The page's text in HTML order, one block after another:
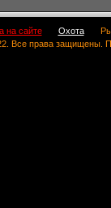
на сайте Охота
Все права защищены.